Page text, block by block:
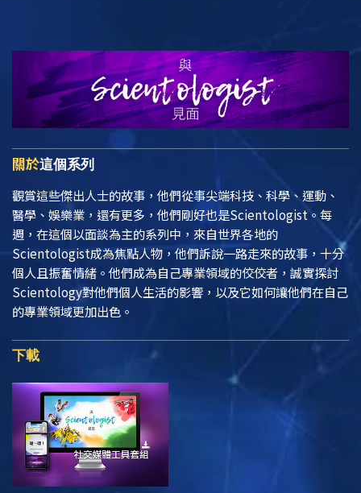
關於這個系列
觀賞這些傑出人士的故事，他們從事尖端科技、科學、運動、
醫學、娛樂業，還有更多，他們剛好也是Scientologist。每
週，在這個以面談為主的系列中，來自世界各地的
Scientologist成為焦點人物，他們訴說一路走來的故事，十分
個人且振奮情緒。他們成為自己專業領域的佼佼者，誠實探討
Scientology對他們個人生活的影響，以及它如何讓他們在自己
的專業領域更加出色。
下載